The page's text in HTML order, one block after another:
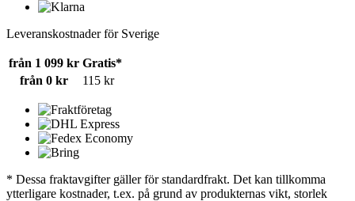
Leveranskostnader för Sverige
från 1 099 kr Gratis*
från 0 kr
115 kr
* Dessa fraktavgifter gäller för standardfrakt. Det kan tillkomma
ytterligare kostnader, t.ex. på grund av produkternas vikt, storlek